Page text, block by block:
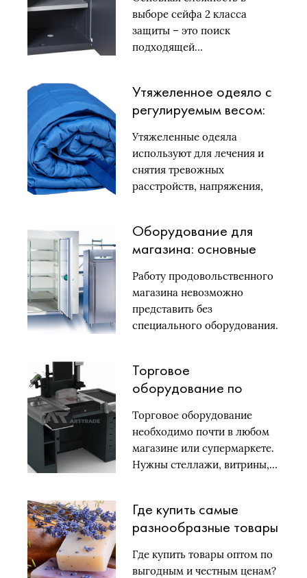
выборе сейфа 2 класса
защиты – это поиск
подходящей…
Утяжеленное одеяло с
регулируемым весом:
продукции и правила
ее выбора
Утяжеленные одеяла
используют для лечения и
снятия тревожных
расстройств, напряжения,
Оборудование для
магазина: основные
категории
Работу продовольственного
магазина невозможно
представить без
специального оборудования.
Торговое
оборудование по
доступным ценам:
выгодное решение для
магазина
Торговое оборудование
необходимо почти в любом
магазине или супермаркете.
Нужны стеллажи, витрины,…
Где купить самые
разнообразные товары
оптовым ценам
Где купить товары оптом по
выгодным и честным ценам?